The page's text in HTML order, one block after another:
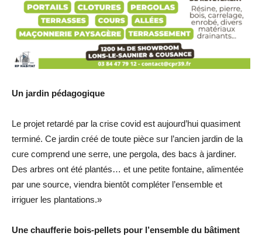
Un jardin pédagogique
Le projet retardé par la crise covid est aujourd’hui quasiment
terminé. Ce jardin créé de toute pièce sur l’ancien jardin de la
cure comprend une serre, une pergola, des bacs à jardiner.
Des arbres ont été plantés… et une petite fontaine, alimentée
par une source, viendra bientôt compléter l’ensemble et
irriguer les plantations.»
Une chaufferie bois-pellets pour l’ensemble du bâtiment